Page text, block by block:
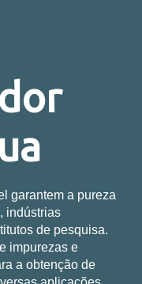
garantem a pureza
indústrias
de pesquisa.
impurezas e
a obtenção de